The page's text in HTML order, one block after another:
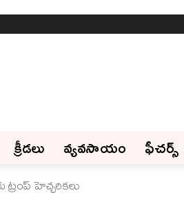
క్రీడలు వ్యవసాయం ఫీచ‌ర్స్ ‌
హెచ్చరికలు